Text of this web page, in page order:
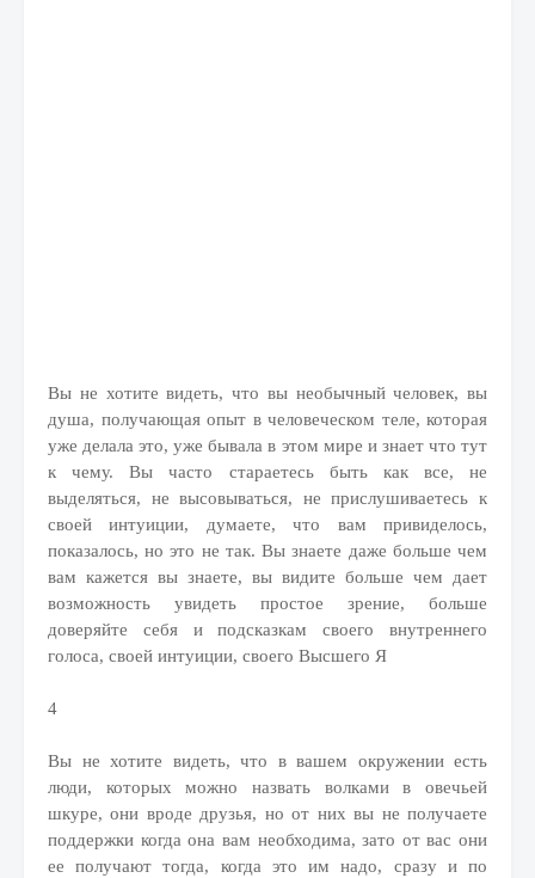
Вы не хотите видеть, что вы необычный человек, вы
душа, получающая опыт в человеческом теле, которая
уже делала это, уже бывала в этом мире и знает что тут
к чему. Вы часто стараетесь быть как все, не
выделяться, не высовываться, не прислушиваетесь к
своей интуиции, думаете, что вам привиделось,
показалось, но это не так. Вы знаете даже больше чем
вам кажется вы знаете, вы видите больше чем дает
возможность увидеть простое зрение, больше
доверяйте себя и подсказкам своего внутреннего
голоса, своей интуиции, своего Высшего Я
4
Вы не хотите видеть, что в вашем окружении есть
люди, которых можно назвать волками в овечьей
шкуре, они вроде друзья, но от них вы не получаете
поддержки когда она вам необходима, зато от вас они
ее получают тогда, когда это им надо, сразу и по